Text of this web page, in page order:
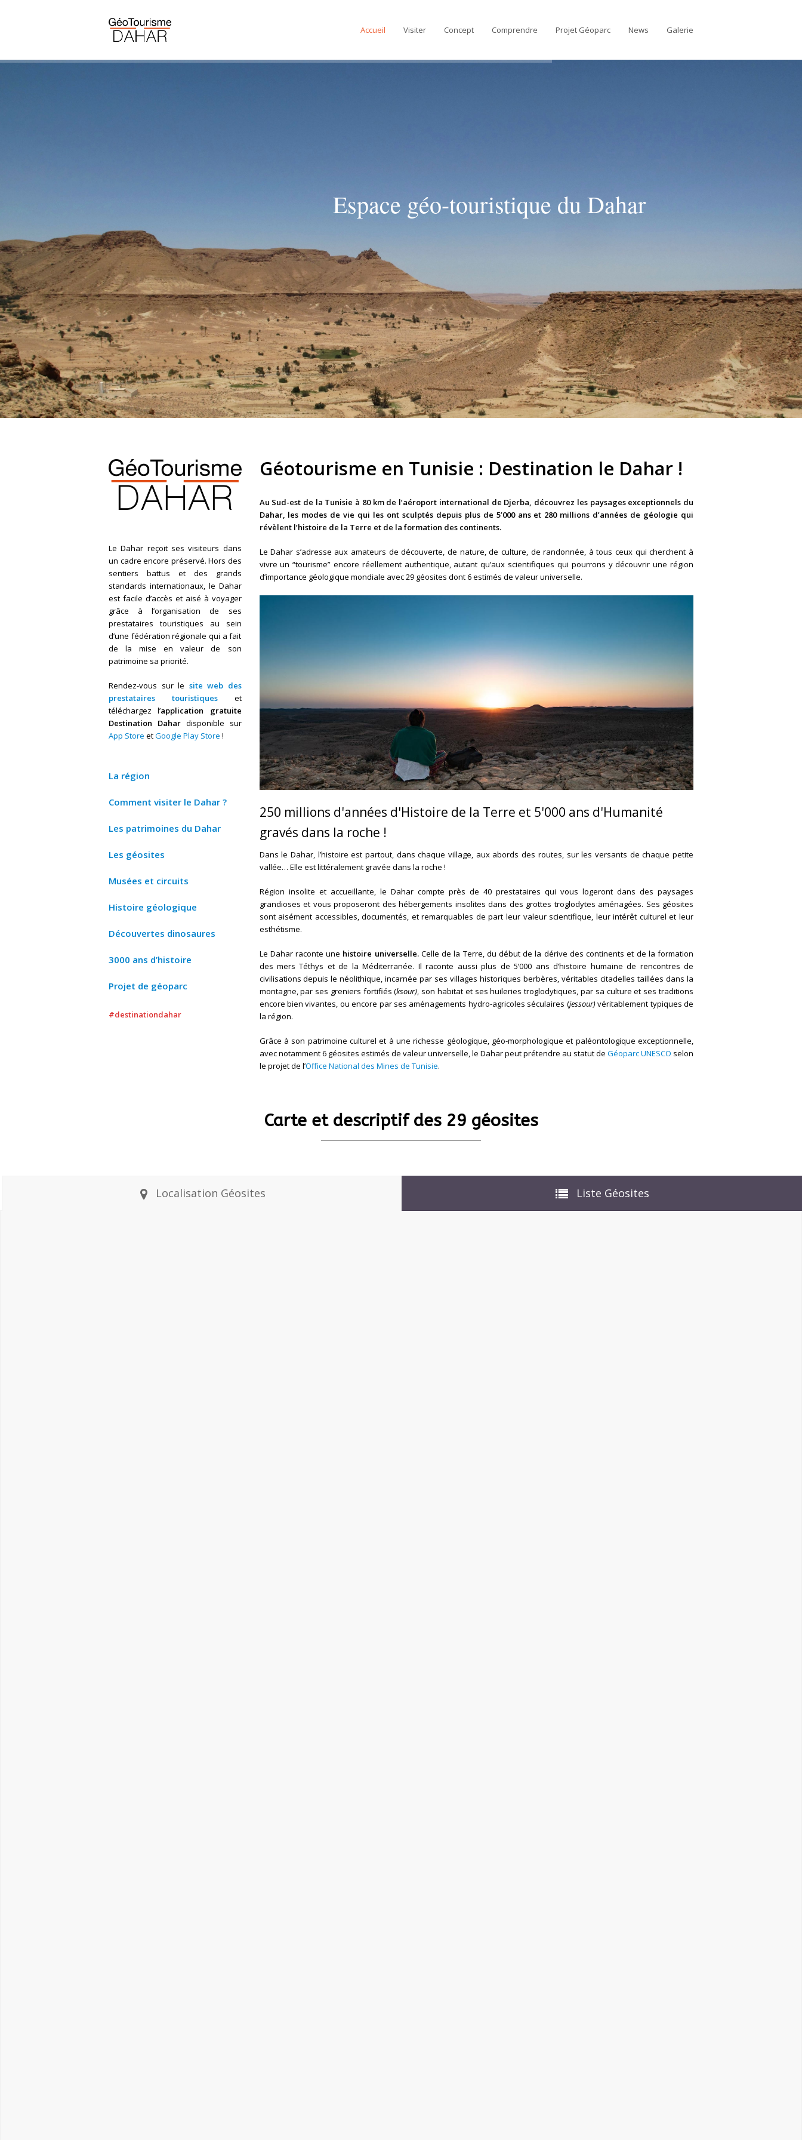
Accueil Visiter Concept Comprendre Projet Géoparc News Galerie
Espace géo-touristique du Dahar
Le Dahar reçoit ses visiteurs dans
un cadre encore préservé. Hors des
sentiers battus et des grands
standards internationaux, le Dahar
est facile d’accès et aisé à voyager
grâce à l’organisation de ses
prestataires touristiques au sein
d’une fédération régionale qui a fait
de la mise en valeur de son
patrimoine sa priorité.
Rendez-vous sur le site web des
prestataires touristiqueset
téléchargez l’application gratuite
Destination Dahardisponible sur
App Store etGoogle Play Store !
La région
Comment visiter le Dahar ?
Les patrimoines du Dahar
Les géosites
Musées et circuits
Histoire géologique
Découvertes dinosaures
3000 ans d’histoire
Projet de géoparc
#destinationdahar
Géotourisme en Tunisie : Destination le Dahar !
Au Sud-est de la Tunisie à 80 km de l’aéroport international de Djerba, découvrez les paysages exceptionnels du
Dahar, les modes de vie qui les ont sculptés depuis plus de 5’000 ans et 280 millions d’années de géologie qui
révèlent l’histoire de la Terre et de la formation des continents.
Le Dahar s’adresse aux amateurs de découverte, de nature, de culture, de randonnée, à tous ceux qui cherchent à
vivre un “tourisme” encore réellement authentique, autant qu’aux scientifiques qui pourrons y découvrir une région
d’importance géologique mondiale avec 29 géosites dont 6 estimés de valeur universelle.
250 millions d'années d'Histoire de la Terre et 5'000 ans d'Humanité
gravés dans la roche !
Dans le Dahar, l’histoire est partout, dans chaque village, aux abords des routes, sur les versants de chaque petite
vallée… Elle est littéralement gravée dans la roche !
Région insolite et accueillante, le Dahar compte près de 40 prestataires qui vous logeront dans des paysages
grandioses et vous proposeront des hébergements insolites dans des grottes troglodytes aménagées. Ses géosites
sont aisément accessibles, documentés, et remarquables de part leur valeur scientifique, leur intérêt culturel et leur
esthétisme.
Le Dahar raconte une histoire universelle. Celle de la Terre, du début de la dérive des continents et de la formation
des mers Téthys et de la Méditerranée. Il raconte aussi plus de 5’000 ans d’histoire humaine de rencontres de
civilisations depuis le néolithique, incarnée par ses villages historiques berbères, véritables citadelles taillées dans la
montagne, par ses greniers fortifiés (ksour), son habitat et ses huileries troglodytiques, par sa culture et ses traditions
encore bien vivantes, ou encore par ses aménagements hydro-agricoles séculaires (jessour)véritablement typiques de
la région.
Grâce à son patrimoine culturel et à une richesse géologique, géo-morphologique et paléontologique exceptionnelle,
avec notamment 6 géosites estimés de valeur universelle, le Dahar peut prétendre au statut de Géoparc UNESCO selon
le projet de l’Office National des Mines de Tunisie.
Carte et descriptif des 29 géosites
Localisation Géosites Liste Géosites